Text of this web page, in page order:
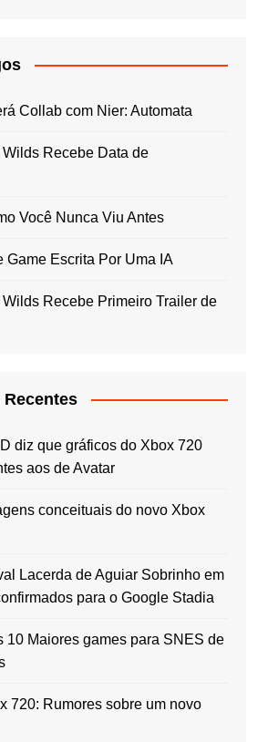
Collab com Nier: Automata
Wilds Recebe Data de
Você Nunca Viu Antes
Game Escrita Por Uma IA
Wilds Recebe Primeiro Trailer de
diz que gráficos do Xbox 720
aos de Avatar
conceituais do novo Xbox
Lacerda de Aguiar Sobrinhoem
para o Google Stadia
10 Maiores games para SNES de
720: Rumores sobre um novo